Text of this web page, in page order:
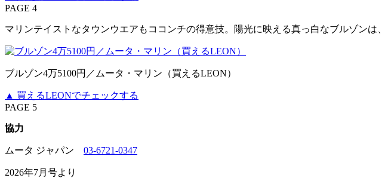
PAGE 4
マリンテイストなタウンウエアもココンチの得意技。陽光に映える真っ白なブルゾンは
ブルゾン4万5100円／ムータ・マリン（買えるLEON）
▲ 買えるLEONでチェックする
PAGE 5
協力
ムータ ジャパン 03-6721-0347
2026年7月号より